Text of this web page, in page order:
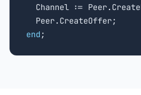
Channel :=
end ;